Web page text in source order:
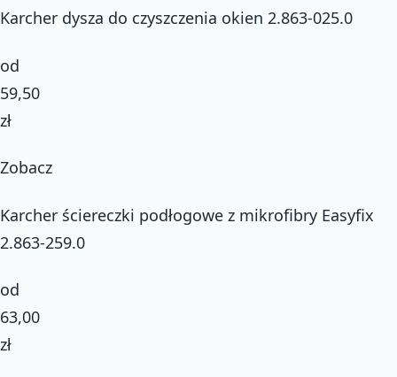
Karcher dysza do czyszczenia okien 2.863-025.0
od
59,50
zł
Zobacz
Karcher ściereczki podłogowe z mikrofibry Easyfix
2.863-259.0
od
63,00
zł